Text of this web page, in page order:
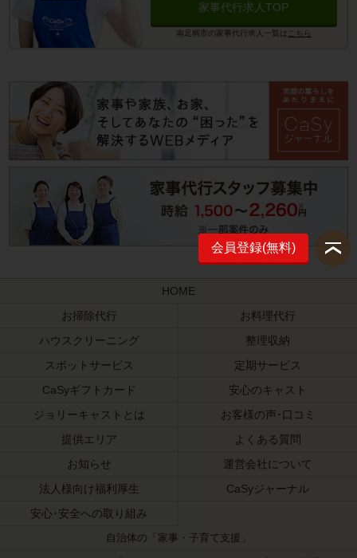
家事代行求人TOP
南足柄市の家事代行求人一覧は こちら
会員登録(無料)
HOME
お掃除代行
お料理代行
ハウスクリーニング
整理収納
スポットサービス
定期サービス
CaSyギフトカード
安心のキャスト
ジョリーキャストとは
お客様の声･口コミ
提供エリア
よくある質問
お知らせ
運営会社について
法人様向け福利厚生
CaSyジャーナル
安心･安全への取り組み
自治体の「家事・子育て支援」